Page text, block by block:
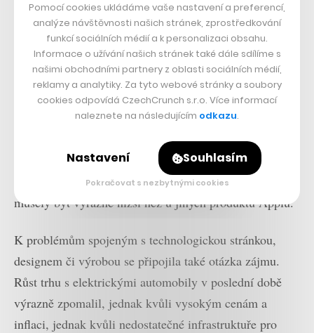
Místo toho mělo Apple Car dostat samořízení čtvrté
úrovně, což zahrnuje plnou autonomii s možností
zásahu člověka v případě potřeby. Podle posledních
zpráv se ale plány změnily na vozidlo mezi druhou a
třetí úrovní autonomie, tedy o něco pokročilejší, než
nabízí systém Tesla Autopilot. Takové auto prý mělo
šanci na odhalení veřejnosti v roce 2028 s cenou kolem
100 tisíc dolarů, v přepočtu 2,3 milionu korun.
Panovala ovšem nejistota kolem marží, které by nejspíš
musely být výrazně nižší než u jiných produktů Applu.
K problémům spojeným s technologickou stránkou,
designem či výrobou se připojila také otázka zájmu.
Růst trhu s elektrickými automobily v poslední době
výrazně zpomalil, jednak kvůli vysokým cenám a
inflaci, jednak kvůli nedostatečné infrastruktuře pro
Pomocí cookies ukládáme vaše nastavení a preferencí,
analýze návštěvnosti našich stránek, zprostředkování
funkcí sociálních médií a k personalizaci obsahu.
Informace o užívání našich stránek také dále sdílíme s
našimi obchodními partnery z oblasti sociálních médií,
reklamy a analytiky. Za tyto webové stránky a soubory
cookies odpovídá CzechCrunch s.r.o. Více informací
naleznete na následujícím odkazu.
Nastavení Souhlasím
Pokračovat s nezbytnými cookies